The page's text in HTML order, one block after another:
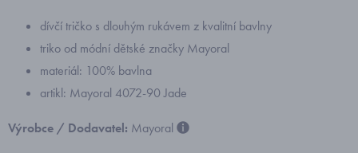
dívčí tričko s dlouhým rukávem z kvalitní bavlny
triko od módní dětské značky Mayoral
materiál: 100% bavlna
artikl: Mayoral 4072-90 Jade
Výrobce / Dodavatel: Mayoral